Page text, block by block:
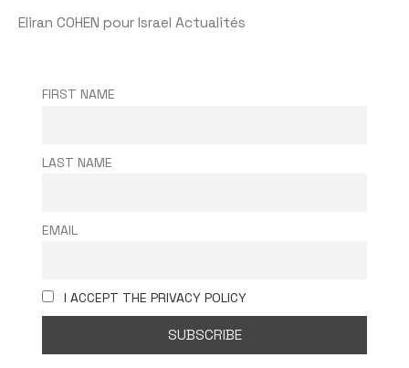
Eliran COHEN pour Israel Actualités
FIRST NAME
LAST NAME
EMAIL
I ACCEPT THE PRIVACY POLICY